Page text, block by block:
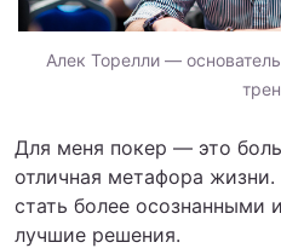
Алек Торелли —
Для меня покер — это
отличная метафора
стать более осознанными
лучшие решения.